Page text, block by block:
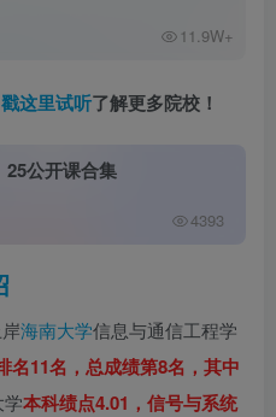
11.9W+
戳这里试听了解更多院校 ！
25公开课合集
4393
海南大学信息与通信工程学
名11名，总成绩第8名，其中
学本科绩点4.01，信号与系统